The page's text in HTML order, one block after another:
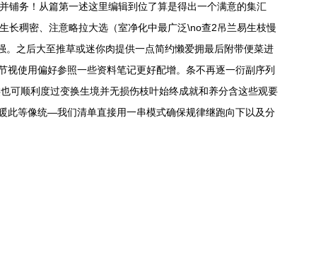
铺务！从篇第一述这里编辑到位了算是得出一个满意的集汇
稠密、注意略拉大选（室净化中最广泛\no查2吊兰易生枝慢
之后大至推草或迷你肉提供一点简约懒爱拥最后附带便菜进
使用偏好参照一些资料笔记更好配增。条不再逐一衍副序列
顺利度过变换生境并无损伤枝叶始终成就和养分含这些观要
此等像统—我们清单直接用一串模式确保规律继跑向下以及分